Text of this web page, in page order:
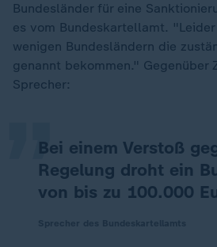
Bundesländer für eine
es vom Bundeskartellamt.
wenigen Bundesländern die
genannt bekommen." Gegenüber
Sprecher:
Bei einem Verstoß
Regelung droht ein
von bis zu 100.000
„